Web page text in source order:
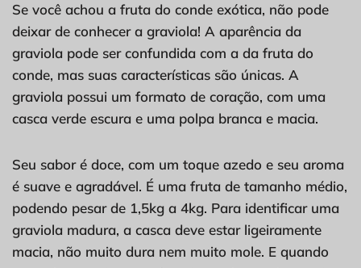
Se você achou a fruta do conde exótica, não pode
deixar de conhecer a graviola! A aparência da
graviola pode ser confundida com a da fruta do
conde, mas suas características são únicas. A
graviola possui um formato de coração, com uma
casca verde escura e uma polpa branca e macia.
Seu sabor é doce, com um toque azedo e seu aroma
é suave e agradável. É uma fruta de tamanho médio,
podendo pesar de 1,5kg a 4kg. Para identificar uma
graviola madura, a casca deve estar ligeiramente
macia, não muito dura nem muito mole. E quando